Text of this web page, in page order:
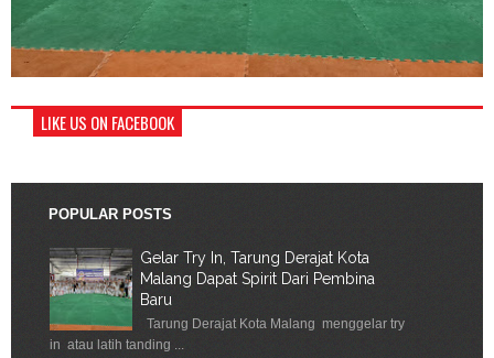
LIKE US ON FACEBOOK
POPULAR POSTS
Gelar Try In, Tarung Derajat Kota
Malang Dapat Spirit Dari Pembina
Baru
Tarung Derajat Kota Malang menggelar try
in atau latih tanding ...